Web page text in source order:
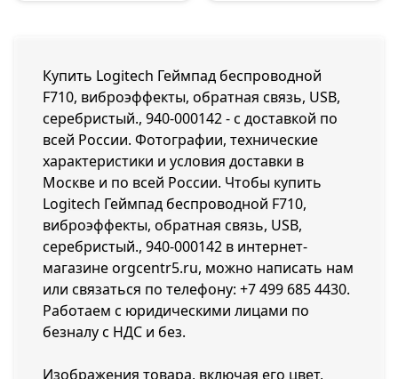
Купить Logitech Геймпад беспроводной
F710, виброэффекты, обратная связь, USB,
серебристый., 940-000142 - с доставкой по
всей России. Фотографии, технические
характеристики и условия доставки в
Москве и по всей России. Чтобы купить
Logitech Геймпад беспроводной F710,
виброэффекты, обратная связь, USB,
серебристый., 940-000142 в интернет-
магазине orgcentr5.ru, можно написать нам
или связаться по телефону: +7 499 685 4430.
Работаем с юридическими лицами по
безналу с НДС и без.
Изображения товара, включая его цвет,